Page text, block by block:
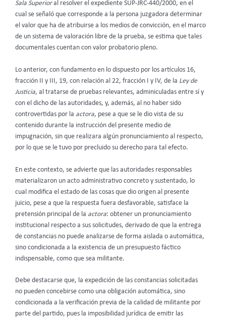
Sala Superioral resolver el expediente SUP-JRC-440/2000, en el
cual se señaló que corresponde a la persona juzgadora determinar
el valor que ha de atribuirse a los medios de convicción, en el marco
de un sistema de valoración libre de la prueba, se estima que tales
documentales cuentan con valor probatorio pleno.
Lo anterior, con fundamento en lo dispuesto por los artículos 16,
fracción II y III, 19, con relación al 22, fracción I y IV, de la Ley de
Justicia, al tratarse de pruebas relevantes, adminiculadas entre sí y
con el dicho de las autoridades, y, además, al no haber sido
controvertidas por la actora, pese a que se le dio vista de su
contenido durante la instrucción del presente medio de
impugnación, sin que realizara algún pronunciamiento al respecto,
por lo que se le tuvo por precluido su derecho para tal efecto.
En este contexto, se advierte que las autoridades responsables
materializaron un acto administrativo concreto y sustentado, lo
cual modifica el estado de las cosas que dio origen al presente
juicio, pese a que la respuesta fuera desfavorable, satisface la
pretensión principal de la actora: obtener un pronunciamiento
institucional respecto a sus solicitudes, derivado de que la entrega
de constancias no puede analizarse de forma aislada o automática,
sino condicionada a la existencia de un presupuesto fáctico
indispensable, como que sea militante.
Debe destacarse que, la expedición de las constancias solicitadas
no pueden concebirse como una obligación automática, sino
condicionada a la verificación previa de la calidad de militante por
parte del partido, pues la imposibilidad jurídica de emitir las